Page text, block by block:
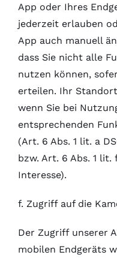
App oder Ihres
jederzeit erlauben
App auch manuell
dass Sie nicht alle
nutzen können,
erteilen. Ihr
wenn Sie bei
entsprechenden
(Art. 6 Abs. 1 lit. a
bzw. Art. 6 Abs. 1 lit.
Interesse).
f. Zugriff auf die
Der Zugriff unserer
mobilen Endgeräts